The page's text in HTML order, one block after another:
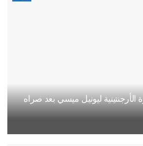
الأرجنتينية ليونيل ميسي بعد صراه